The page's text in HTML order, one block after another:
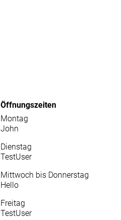
Öffnungszeiten
Montag
John
Dienstag
TestUser
Mittwoch bis Donnerstag
Hello
Freitag
TestUser